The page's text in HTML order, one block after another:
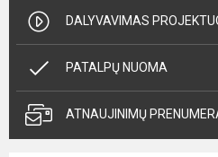
DALYVAVIMAS
PATALPŲ NUOMA
ATNAUJINIMŲ